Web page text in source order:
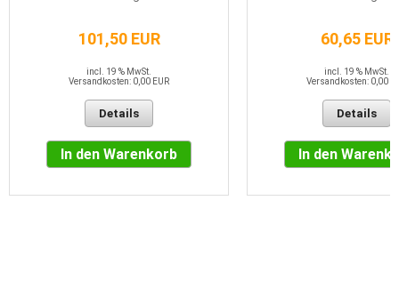
101,50 EUR
incl. 19 % MwSt.
Versandkosten: 0,00 EUR
Details
In den Warenkorb
60,65 EUR
incl. 19 % MwSt.
Versandkosten: 0,00
Details
In den